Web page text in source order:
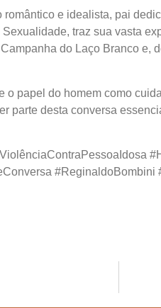
e idealista, pai
traz sua vasta
do Laço Branco e,
o papel do homem como
parte desta conversa